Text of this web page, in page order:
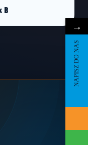
B
→
NAPISZ DO NAS